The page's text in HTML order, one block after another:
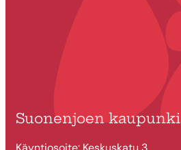
Suonenjoen kaupunki